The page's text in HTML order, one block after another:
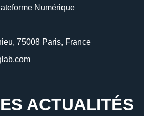
Numérique
75008 Paris, France
ACTUALITÉS